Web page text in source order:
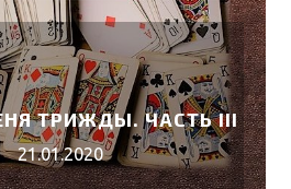
ТРИЖДЫ. ЧАСТЬ III
21.01.2020